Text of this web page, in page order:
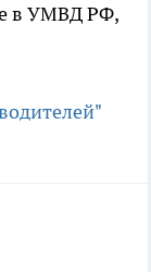
в УМВД РФ,